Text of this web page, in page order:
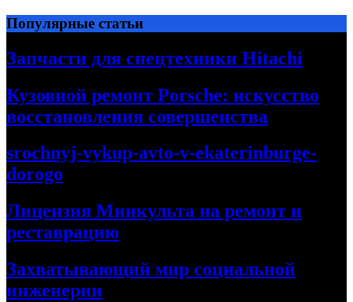
Перейти
к
содержимому
Популярные статьи
Запчасти для спецтехники Hitachi
Кузовной ремонт Porsche: искусство
восстановления совершенства
srochnyj-vykup-avto-v-ekaterinburge-
dorogo
Лицензия Минкульта на ремонт и
реставрацию
Захватывающий мир социальной
инженерии